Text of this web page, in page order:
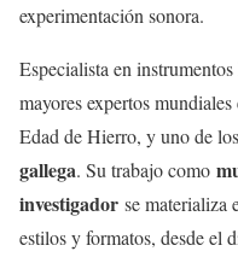
experimentación sonora.
Especialista en
mayores expertos mundiales
Edad de Hierro, y uno de
gallega. Su trabajo como
investigador se materializa
estilos y formatos, desde el